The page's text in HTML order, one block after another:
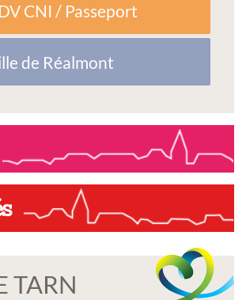
CNI / Passeport
de Réalmont
TARN